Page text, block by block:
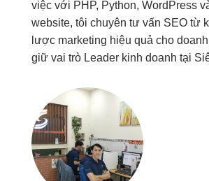
việc với PHP, Python, WordPress
website, tôi chuyên tư vấn SEO từ
lược marketing hiệu quả cho
giữ vai trò Leader kinh doanh tại